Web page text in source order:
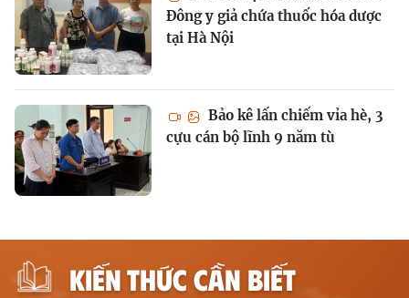
Đông y giả chứa thuốc hóa dược
tại Hà Nội
Bảo kê lấn chiếm vỉa hè, 3
cựu cán bộ lĩnh 9 năm tù
KIẾN THỨC CẦN BIẾT